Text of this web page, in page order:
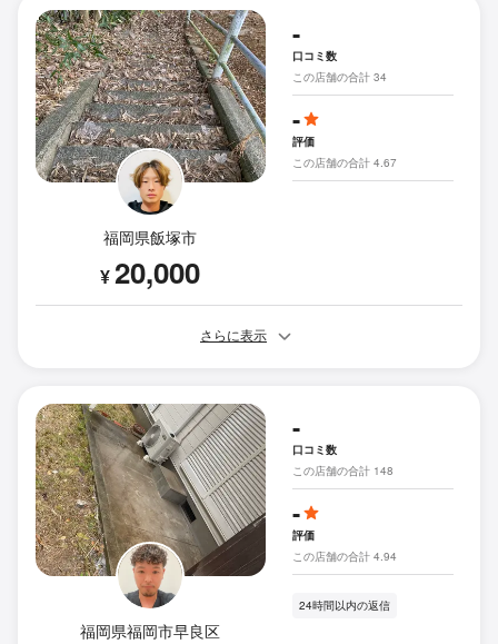
福岡県飯塚市
¥20,000
-
口コミ数
この店舗の合計 34
-
評価
この店舗の合計 4.67
さらに表示
福岡県福岡市早良区
-
口コミ数
この店舗の合計 148
-
評価
この店舗の合計 4.94
24時間以内の返信